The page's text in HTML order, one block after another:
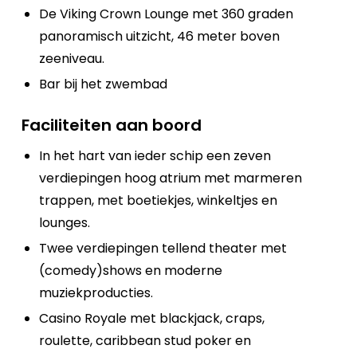
De Viking Crown Lounge met 360 graden
panoramisch uitzicht, 46 meter boven
zeeniveau.
Bar bij het zwembad
Faciliteiten aan boord
In het hart van ieder schip een zeven
verdiepingen hoog atrium met marmeren
trappen, met boetiekjes, winkeltjes en
lounges.
Twee verdiepingen tellend theater met
(comedy)shows en moderne
muziekproducties.
Casino Royale met blackjack, craps,
roulette, caribbean stud poker en